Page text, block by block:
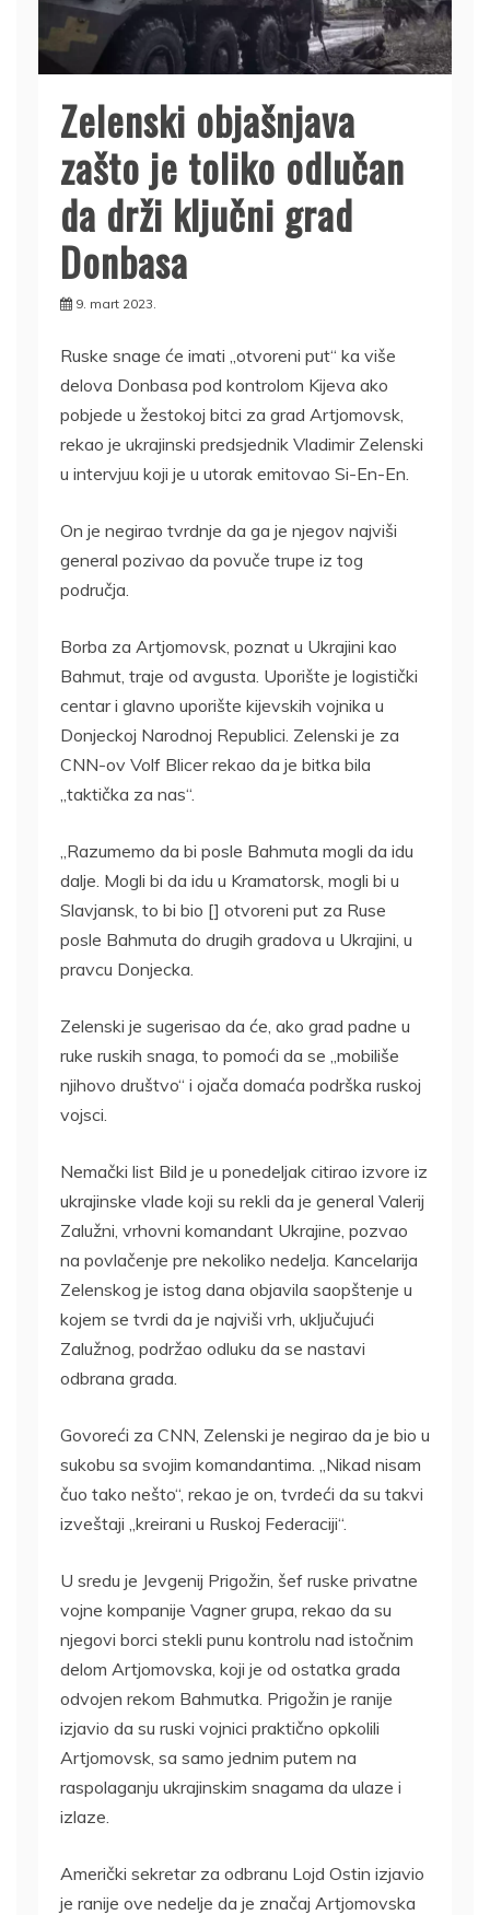
Zelenski objašnjava
zašto je toliko odlučan
da drži ključni grad
Donbasa
9. mart 2023.
Ruske snage će imati „otvoreni put“ ka više
delova Donbasa pod kontrolom Kijeva ako
pobjede u žestokoj bitci za grad Artjomovsk,
rekao je ukrajinski predsjednik Vladimir Zelenski
u intervjuu koji je u utorak emitovao Si-En-En.
On je negirao tvrdnje da ga je njegov najviši
general pozivao da povuče trupe iz tog
područja.
Borba za Artjomovsk, poznat u Ukrajini kao
Bahmut, traje od avgusta. Uporište je logistički
centar i glavno uporište kijevskih vojnika u
Donjeckoj Narodnoj Republici. Zelenski je za
CNN-ov Volf Blicer rekao da je bitka bila
„taktička za nas“.
„Razumemo da bi posle Bahmuta mogli da idu
dalje. Mogli bi da idu u Kramatorsk, mogli bi u
Slavjansk, to bi bio [] otvoreni put za Ruse
posle Bahmuta do drugih gradova u Ukrajini, u
pravcu Donjecka.
Zelenski je sugerisao da će, ako grad padne u
ruke ruskih snaga, to pomoći da se „mobiliše
njihovo društvo“ i ojača domaća podrška ruskoj
vojsci.
Nemački list Bild je u ponedeljak citirao izvore iz
ukrajinske vlade koji su rekli da je general Valerij
Zalužni, vrhovni komandant Ukrajine, pozvao
na povlačenje pre nekoliko nedelja. Kancelarija
Zelenskog je istog dana objavila saopštenje u
kojem se tvrdi da je najviši vrh, uključujući
Zalužnog, podržao odluku da se nastavi
odbrana grada.
Govoreći za CNN, Zelenski je negirao da je bio u
sukobu sa svojim komandantima. „Nikad nisam
čuo tako nešto“, rekao je on, tvrdeći da su takvi
izveštaji „kreirani u Ruskoj Federaciji“.
U sredu je Jevgenij Prigožin, šef ruske privatne
vojne kompanije Vagner grupa, rekao da su
njegovi borci stekli punu kontrolu nad istočnim
delom Artjomovska, koji je od ostatka grada
odvojen rekom Bahmutka. Prigožin je ranije
izjavio da su ruski vojnici praktično opkolili
Artjomovsk, sa samo jednim putem na
raspolaganju ukrajinskim snagama da ulaze i
izlaze.
Američki sekretar za odbranu Lojd Ostin izjavio
je ranije ove nedelje da je značaj Artjomovska